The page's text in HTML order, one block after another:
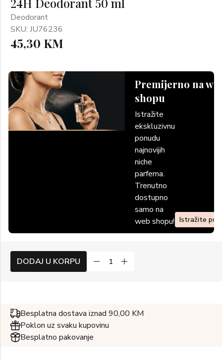
Deodorant
SKU: JU76236
45,30 KM
Premijerno na
shopu
Istražite
ekskluzivnu
ponudu
najnovijih
niche
parfema.
Trenutno
dostupno
samo na
web shopu! Istražite
DODAJ U KORPU
Besplatna dostava iznad 90,00 KM
Poklon uz svaku kupovinu
Besplatno pakovanje